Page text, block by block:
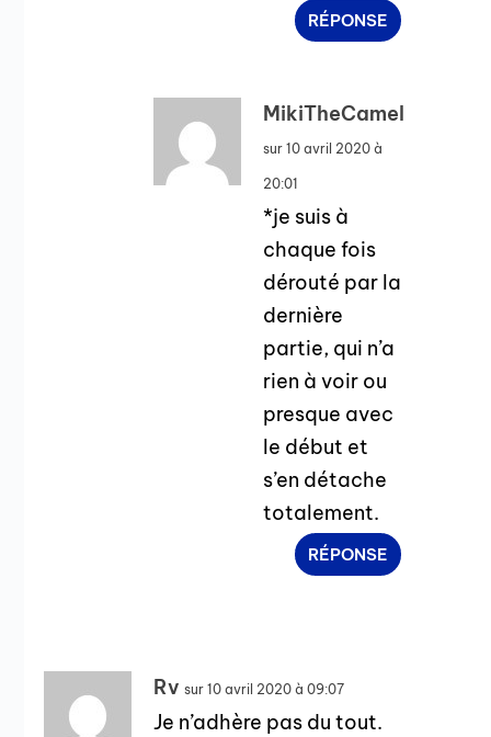
RÉPONSE
MikiTheCamel
sur 10 avril 2020 à
20:01
*je suis à
chaque fois
dérouté par la
dernière
partie, qui n’a
rien à voir ou
presque avec
le début et
s’en détache
totalement.
RÉPONSE
Rv sur 10 avril 2020 à 09:07
Je n’adhère pas du tout.